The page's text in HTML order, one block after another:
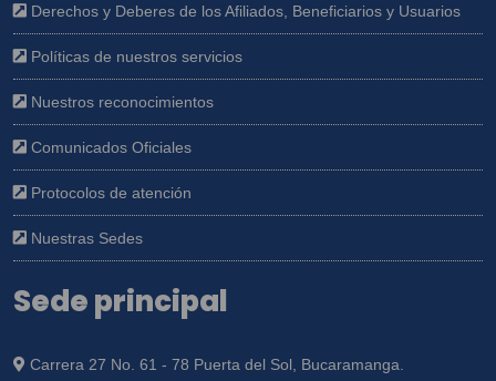
Derechos y Deberes de los Afiliados, Beneficiarios y Usuarios
Políticas de nuestros servicios
Nuestros reconocimientos
Comunicados Oficiales
Protocolos de atención
Nuestras Sedes
Sede principal
Carrera 27 No. 61 - 78 Puerta del Sol, Bucaramanga.